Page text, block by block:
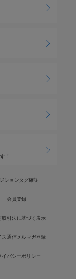
！
ションタグ確認
会員登録
取引法に基づく表示
ス通信メルマガ登録
イバシーポリシー